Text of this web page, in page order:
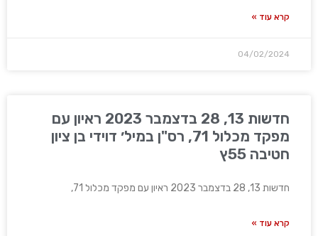
קרא עוד »
04/02/2024
חדשות 13, 28 בדצמבר 2023 ראיון עם
מפקד מכלול 71, רס"ן במיל׳ דוידי בן ציון
חטיבה 55ץ
חדשות 13, 28 בדצמבר 2023 ראיון עם מפקד מכלול 71,
קרא עוד »